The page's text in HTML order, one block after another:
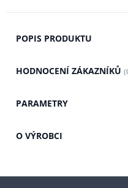
POPIS PRODUKTU
HODNOCENÍ ZÁKAZNÍKŮ
PARAMETRY
O VÝROBCI